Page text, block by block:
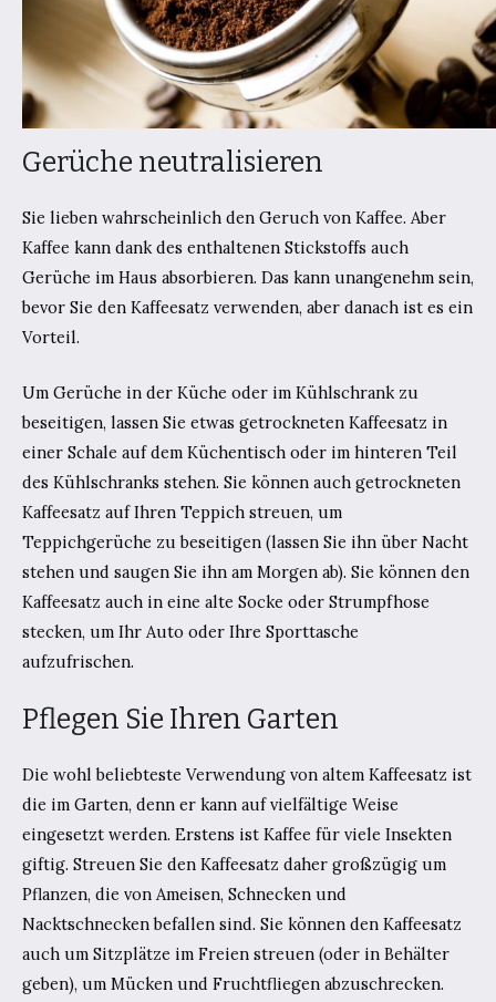
Gerüche neutralisieren
Sie lieben wahrscheinlich den Geruch von Kaffee. Aber
Kaffee kann dank des enthaltenen Stickstoffs auch
Gerüche im Haus absorbieren. Das kann unangenehm sein,
bevor Sie den Kaffeesatz verwenden, aber danach ist es ein
Vorteil.
Um Gerüche in der Küche oder im Kühlschrank zu
beseitigen, lassen Sie etwas getrockneten Kaffeesatz in
einer Schale auf dem Küchentisch oder im hinteren Teil
des Kühlschranks stehen. Sie können auch getrockneten
Kaffeesatz auf Ihren Teppich streuen, um
Teppichgerüche zu beseitigen (lassen Sie ihn über Nacht
stehen und saugen Sie ihn am Morgen ab). Sie können den
Kaffeesatz auch in eine alte Socke oder Strumpfhose
stecken, um Ihr Auto oder Ihre Sporttasche
aufzufrischen.
Pflegen Sie Ihren Garten
Die wohl beliebteste Verwendung von altem Kaffeesatz ist
die im Garten, denn er kann auf vielfältige Weise
eingesetzt werden. Erstens ist Kaffee für viele Insekten
giftig. Streuen Sie den Kaffeesatz daher großzügig um
Pflanzen, die von Ameisen, Schnecken und
Nacktschnecken befallen sind. Sie können den Kaffeesatz
auch um Sitzplätze im Freien streuen (oder in Behälter
geben), um Mücken und Fruchtfliegen abzuschrecken.